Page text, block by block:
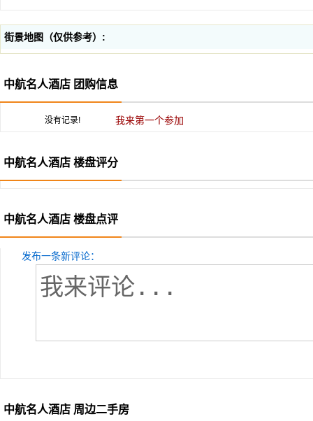
街景地图（仅供参考）:
中航名人酒店 团购信息
没有记录! 我来第一个参加
中航名人酒店 楼盘评分
中航名人酒店 楼盘点评
发布一条新评论：
中航名人酒店 周边二手房